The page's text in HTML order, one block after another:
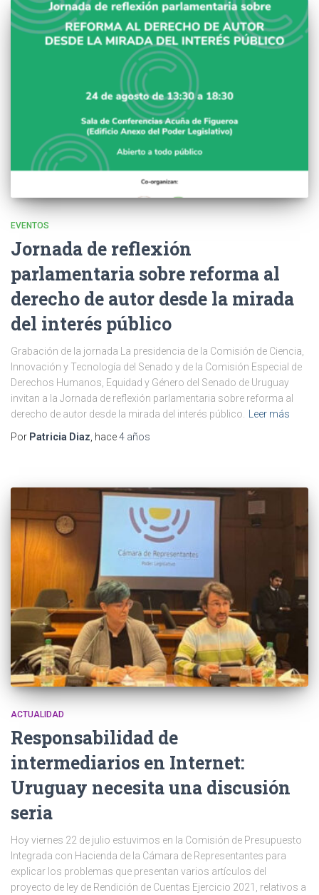
EVENTOS
Jornada de reflexión
parlamentaria sobre reforma al
derecho de autor desde la mirada
del interés público
Grabación de la jornada La presidencia de la Comisión de Ciencia,
Innovación y Tecnología del Senado y de la Comisión Especial de
Derechos Humanos, Equidad y Género del Senado de Uruguay
invitan a la Jornada de reflexión parlamentaria sobre reforma al
derecho de autor desde la mirada del interés público.
Leer más
Por Patricia Diaz , hace4 años
ACTUALIDAD
Responsabilidad de
intermediarios en Internet:
Uruguay necesita una discusión
seria
Hoy viernes 22 de julio estuvimos en la Comisión de Presupuesto
Integrada con Hacienda de la Cámara de Representantes para
explicar los problemas que presentan varios artículos del
proyecto de ley de Rendición de Cuentas Ejercicio 2021, relativos a